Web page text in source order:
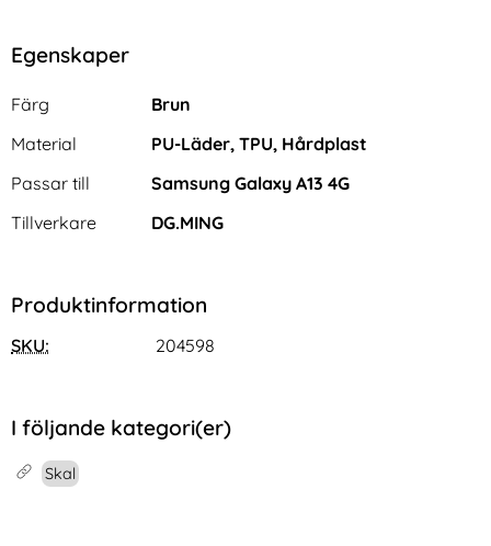
Egenskaper
Egenskaper/attribut för denna produkt
Attribut
Färg
Brun
Material
PU-Läder, TPU, Hårdplast
Passar till
Samsung Galaxy A13 4G
Tillverkare
DG.MING
Produktinformation
SKU: 204598
I följande kategori(er)
Skal